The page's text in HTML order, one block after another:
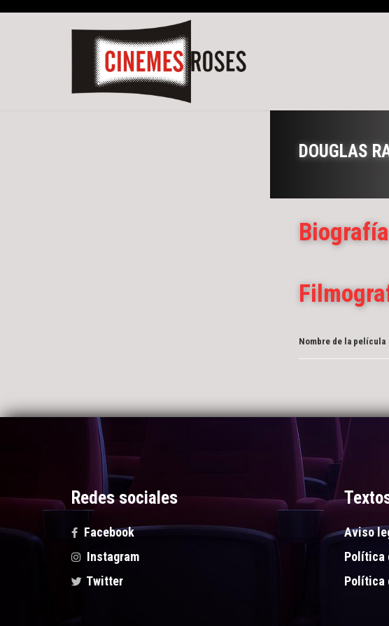
DOUGLAS
Biografía
Nombre de la película
Redes sociales
Facebook
Instagram
Twitter
Aviso
Política
Política